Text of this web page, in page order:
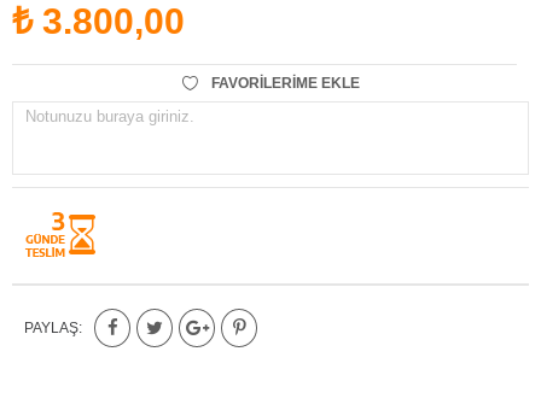
₺ 3.800,00
FAVORILERIME EKLE
Notunuzu buraya giriniz.
PAYLAŞ: